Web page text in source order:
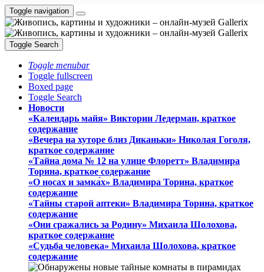
Toggle navigation
Toggle Search
Toggle menubar
Toggle fullscreen
Boxed page
Toggle Search
Новости
«Календарь майя» Виктории Ледерман, краткое
содержание
«Вечера на хуторе близ Диканьки» Николая Гоголя,
краткое содержание
«Тайна дома № 12 на улице Флоретт» Владимира
Торина, краткое содержание
«О носах и замка́х» Владимира Торина, краткое
содержание
«Тайны старой аптеки» Владимира Торина, краткое
содержание
«Они сражались за Родину» Михаила Шолохова,
краткое содержание
«Судьба человека» Михаила Шолохова, краткое
содержание